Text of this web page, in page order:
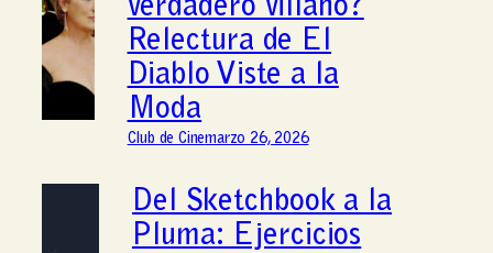
verdadero villano?
Relectura de El
Diablo Viste a la
Moda
Club de Cinemarzo 26, 2026
Del Sketchbook a la
Pluma: Ejercicios